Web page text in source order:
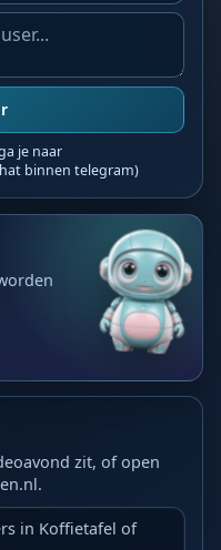
je naar
binnen telegram)
zit, of open
in Koffietafel of